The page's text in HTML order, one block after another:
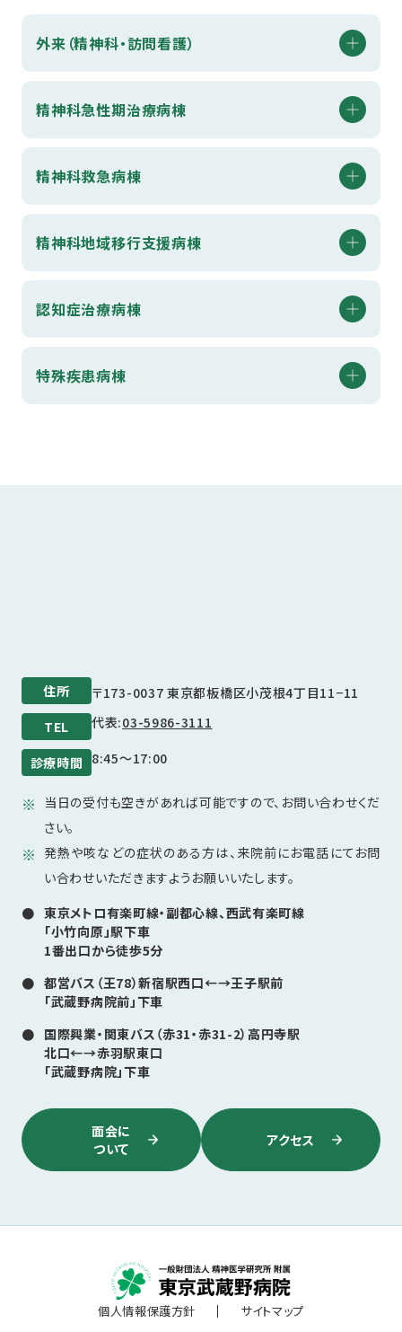
外来（精神科・訪問看護）
精神科急性期治療病棟
精神科救急病棟
精神科地域移行支援病棟
認知症治療病棟
特殊疾患病棟
住所
〒173-0037 東京都板橋区小茂根4丁目11−11
TEL
代表:03-5986-3111
診療時間 8:45～17:00
当日の受付も空きがあれば可能ですので、お問い合わせくだ
さい。
発熱や咳などの症状のある方は、来院前にお電話にてお問
い合わせいただきますようお願いいたします。
東京メトロ有楽町線・副都心線、西武有楽町線
「小竹向原」駅下車
1番出口から徒歩5分
都営バス（王78）新宿駅西口←→王子駅前
「武蔵野病院前」下車
国際興業・関東バス（赤31・赤31-2）高円寺駅
北口←→赤羽駅東口
「武蔵野病院」下車
面会に
ついて
アクセス
個人情報保護方針 サイトマップ